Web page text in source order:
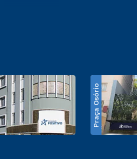
Praça Osório